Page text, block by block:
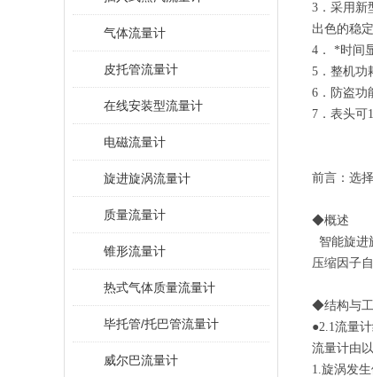
气体流量计
皮托管流量计
在线安装型流量计
电磁流量计
旋进旋涡流量计
质量流量计
锥形流量计
热式气体质量流量计
毕托管/托巴管流量计
威尔巴流量计
3．采用新
出色的稳定
4． *时间
5．整机功
6．防盗功
7．表头可
前言：选
◆概述
智能旋进
压缩因子
◆结构与
●2.1流量
流量计由
1.旋涡发